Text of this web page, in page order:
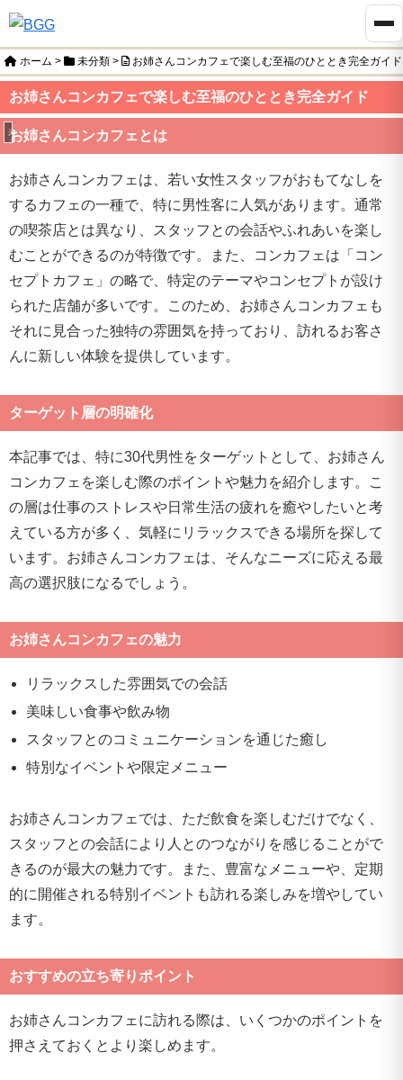
ホーム > 未分類 > お姉さんコンカフェで楽しむ至福のひととき完全ガイド
お姉さんコンカフェで楽しむ至福のひととき完全ガイド
未分類
お姉さんコンカフェとは
お姉さんコンカフェは、若い女性スタッフがおもてなしを
するカフェの一種で、特に男性客に人気があります。通常
の喫茶店とは異なり、スタッフとの会話やふれあいを楽し
むことができるのが特徴です。また、コンカフェは「コン
セプトカフェ」の略で、特定のテーマやコンセプトが設け
られた店舗が多いです。このため、お姉さんコンカフェも
それに見合った独特の雰囲気を持っており、訪れるお客さ
んに新しい体験を提供しています。
ターゲット層の明確化
本記事では、特に30代男性をターゲットとして、お姉さん
コンカフェを楽しむ際のポイントや魅力を紹介します。こ
の層は仕事のストレスや日常生活の疲れを癒やしたいと考
えている方が多く、気軽にリラックスできる場所を探して
います。お姉さんコンカフェは、そんなニーズに応える最
高の選択肢になるでしょう。
お姉さんコンカフェの魅力
リラックスした雰囲気での会話
美味しい食事や飲み物
スタッフとのコミュニケーションを通じた癒し
特別なイベントや限定メニュー
お姉さんコンカフェでは、ただ飲食を楽しむだけでなく、
スタッフとの会話により人とのつながりを感じることがで
きるのが最大の魅力です。また、豊富なメニューや、定期
的に開催される特別イベントも訪れる楽しみを増やしてい
ます。
おすすめの立ち寄りポイント
お姉さんコンカフェに訪れる際は、いくつかのポイントを
押さえておくとより楽しめます。